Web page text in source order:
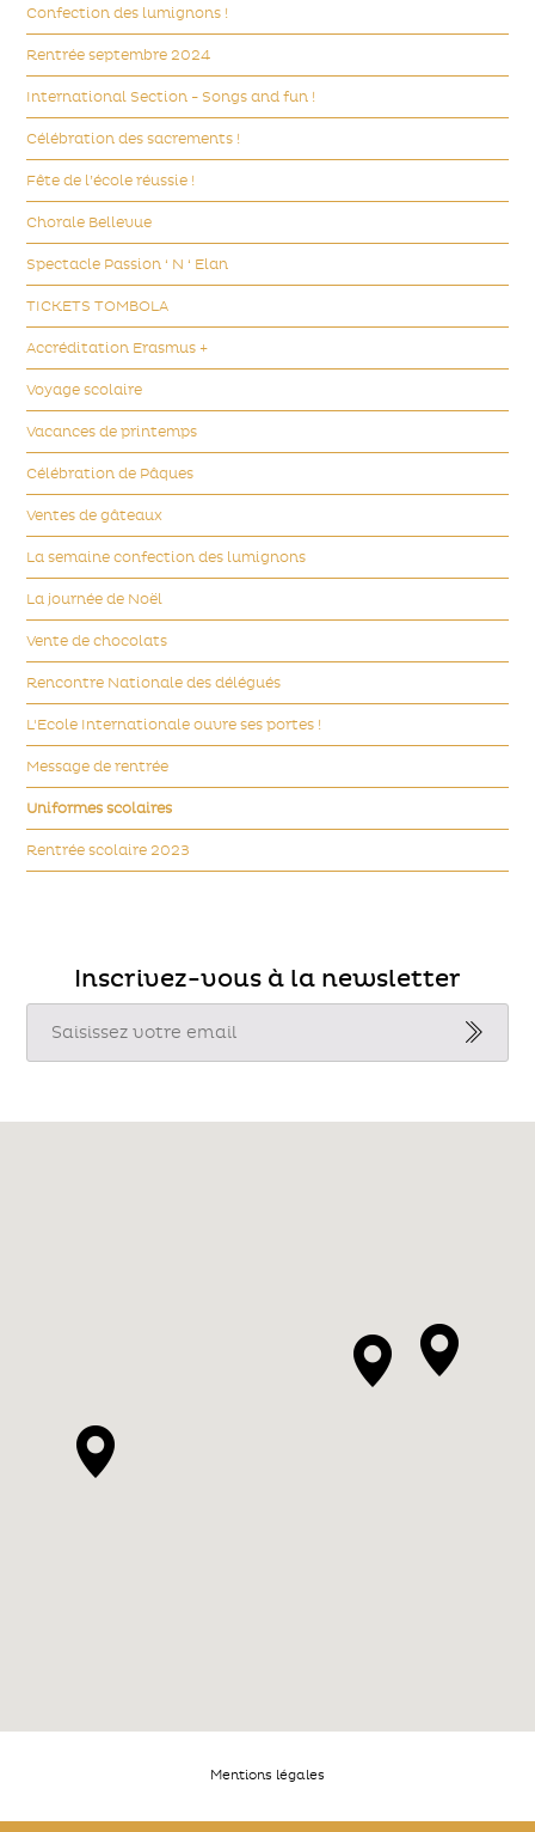
Confection des lumignons !
Rentrée septembre 2024
International Section - Songs and fun !
Célébration des sacrements !
Fête de l’école réussie !
Chorale Bellevue
Spectacle Passion ‘ N ‘ Elan
TICKETS TOMBOLA
Accréditation Erasmus +
Voyage scolaire
Vacances de printemps
Célébration de Pâques
Ventes de gâteaux
La semaine confection des lumignons
La journée de Noël
Vente de chocolats
Rencontre Nationale des délégués
L'Ecole Internationale ouvre ses portes !
Message de rentrée
Uniformes scolaires
Rentrée scolaire 2023
Inscrivez-vous à la newsletter
Mentions légales